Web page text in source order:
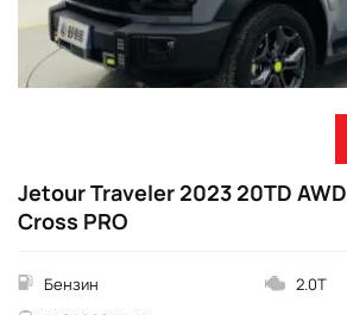
Jetour Traveler 2023 20TD AWD
Cross PRO
Бензин
2.0T